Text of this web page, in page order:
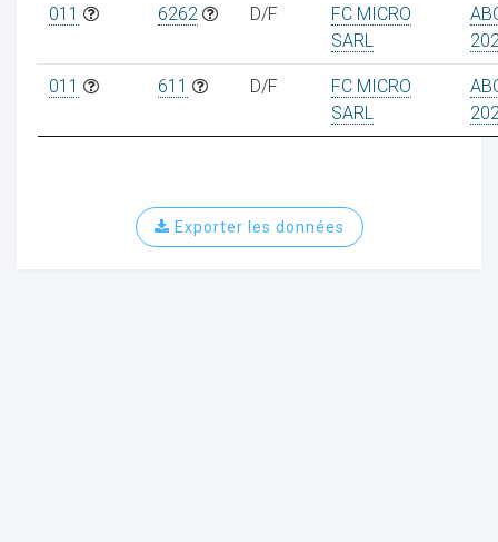
011 6262 D/F
FC MICRO
SARL
011 611 D/F
FC MICRO
SARL
Exporter les données